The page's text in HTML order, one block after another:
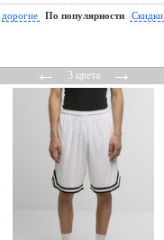
дорогие По популярности Скидки
←3 цвета→